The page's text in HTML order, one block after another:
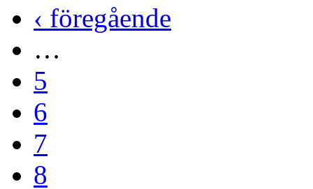
‹ föregående
…
5
6
7
8